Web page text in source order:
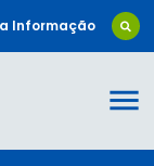
Informação